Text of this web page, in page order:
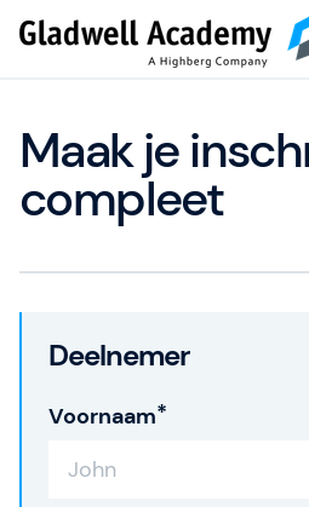
Maak je
compleet
Deelnemer
Voornaam